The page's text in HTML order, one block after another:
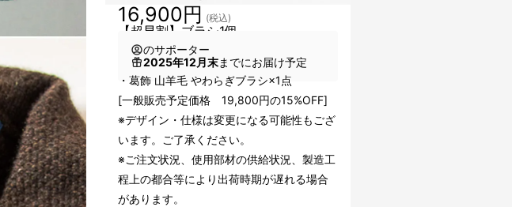
【超早割】ブラシ1個
16,900円 (税込)
のサポーター
2025年12月末までにお届け予定
・葛飾 山羊毛 やわらぎブラシ×1点
[一般販売予定価格 19,800円の15%OFF]
※デザイン・仕様は変更になる可能性もござ
います。ご了承ください。
※ご注文状況、使用部材の供給状況、製造工
程上の都合等により出荷時期が遅れる場合
があります。